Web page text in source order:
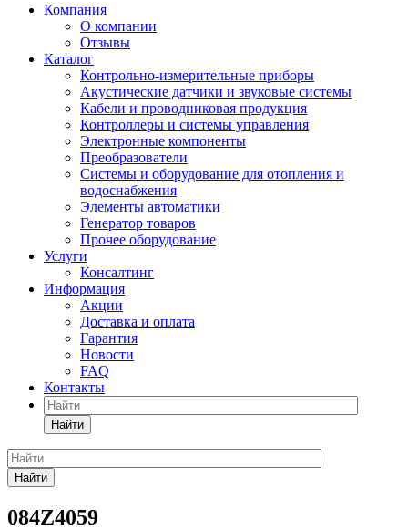
Компания
О компании
Отзывы
Каталог
Контрольно-измерительные приборы
Акустические датчики и звуковые системы
Кабели и проводниковая продукция
Контроллеры и системы управления
Электронные компоненты
Преобразователи
Системы и оборудование для отопления и
водоснабжения
Элементы автоматики
Генератор товаров
Прочее оборудование
Услуги
Консалтинг
Информация
Акции
Доставка и оплата
Гарантия
Новости
FAQ
Контакты
Найти
Найти
084Z4059